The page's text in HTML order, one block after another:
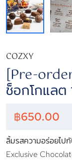
COZXY
[Pre-
ช็อกโกแลต
฿650.00
ลิ้มรสความอร่อยไป
Exclusive